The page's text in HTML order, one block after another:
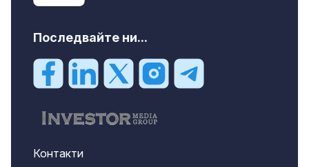
Последвайте ни...
Контакти